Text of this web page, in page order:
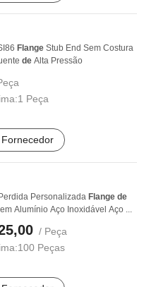
Flange Stub End Sem Costura
de Alta Pressão
1 Peça
Personalizada Flange de
Alumínio Aço Inoxidável Aço ...
/ Peça
100 Peças